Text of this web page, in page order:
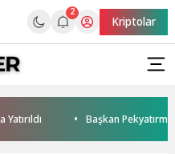
2
Kriptolar
Başkan